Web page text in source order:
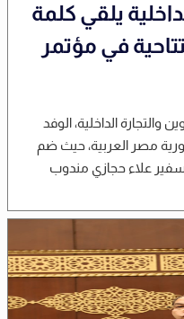
يلقي كلمة
في مؤتمر
الداخلية، الوفد
مصر العربية، حيث ضم
علاء حجازي مندوب